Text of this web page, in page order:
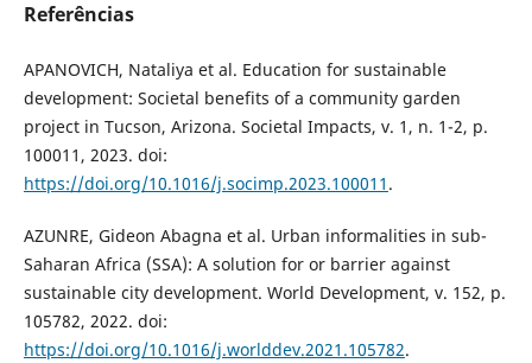
Referências
APANOVICH, Nataliya et al. Education for sustainable
development: Societal benefits of a community garden
project in Tucson, Arizona. Societal Impacts, v. 1, n. 1-2, p.
100011, 2023. doi:
https://doi.org/10.1016/j.socimp.2023.100011 .
AZUNRE, Gideon Abagna et al. Urban informalities in sub-
Saharan Africa (SSA): A solution for or barrier against
sustainable city development. World Development, v. 152, p.
105782, 2022. doi:
https://doi.org/10.1016/j.worlddev.2021.105782.